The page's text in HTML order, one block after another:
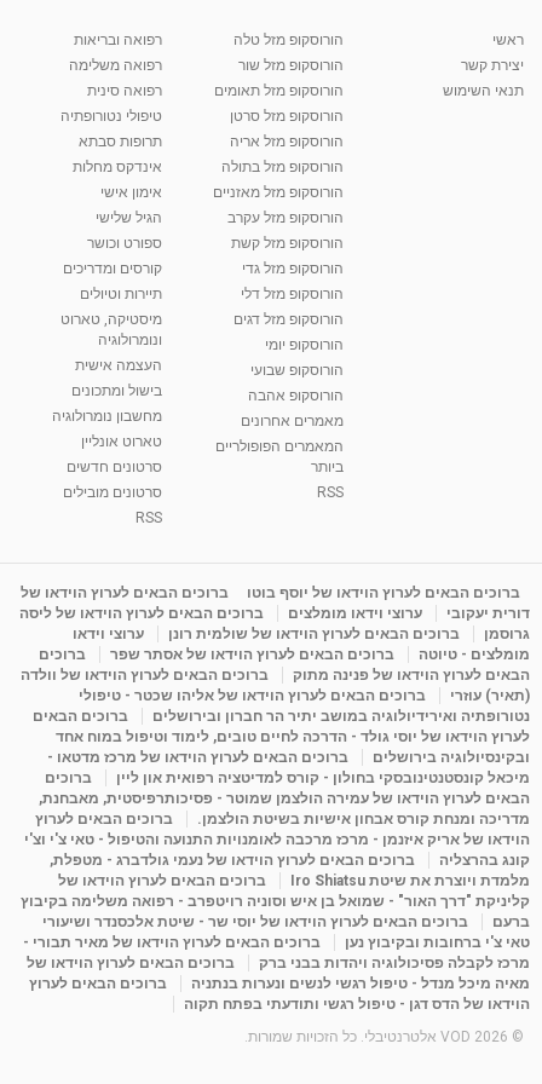
03:23 מאת
10:17
קרין גורן - העוגה המתגלצ’ת ללא קמח
38.5k צפיות
01:37
יוסי שר - מתמחה בשיטת אלכסנדר וטאי צ'י
01:46
רנה רז-גילו -טיפול אנרגטי ויעוץ רוחני - נומרולוגית
2,309 צפיות
05:37
סודות בתאריך הלידה, משמעות חודש הלידה -
ינואר זינה ליבשיץ נומרולוגית
3,261 צפיות
1:31:05
ליסה גרוסמן - המרכז לאימון התנהגותי - קשב
וריכוז ברעננה - הרצאת מבוא: אימון להצלחה של...
מאת admin 11 שנים 3,644 צפיות
15:49
פנינה מתוק - מרכז "נתיב הלב" בהרצליה-
מדיטציה-התחדשות
מאת Shahar-vod 6 שנים 2,143 צפיות
ראשי
יצירת קשר
תנאי השימוש
הורוסקופ מזל טלה
הורוסקופ מזל שור
הורוסקופ מזל תאומים
הורוסקופ מזל סרטן
הורוסקופ מזל אריה
הורוסקופ מזל בתולה
הורוסקופ מזל מאזניים
הורוסקופ מזל עקרב
הורוסקופ מזל קשת
הורוסקופ מזל גדי
הורוסקופ מזל דלי
הורוסקופ מזל דגים
הורוסקופ יומי
הורוסקופ שבועי
הורוסקופ אהבה
מאמרים אחרונים
המאמרים הפופולריים
ביותר
RSS
רפואה ובריאות
רפואה משלימה
רפואה סינית
טיפולי נטורופתיה
תרופות סבתא
אינדקס מחלות
אימון אישי
הגיל שלישי
ספורט וכושר
קורסים ומדריכים
תיירות וטיולים
מיסטיקה, טארוט
ונומרולוגיה
העצמה אישית
בישול ומתכונים
מחשבון נומרולוגיה
טארוט אונליין
סרטונים חדשים
סרטונים מובילים
RSS
ברוכים הבאים לערוץ הוידאו של יוסף בוטו
ברוכים הבאים לערוץ הוידאו של
דורית יעקובי
ערוצי וידאו מומלצים
ברוכים הבאים לערוץ הוידאו של ליסה
גרוסמן
ברוכים הבאים לערוץ הוידאו של שולמית רונן
ערוצי וידאו
מומלצים - טיוטה
ברוכים הבאים לערוץ הוידאו של אסתר שפר
ברוכים
הבאים לערוץ הוידאו של פנינה מתוק
ברוכים הבאים לערוץ הוידאו של וולדה
(תאיר) עוזרי
ברוכים הבאים לערוץ הוידאו של אליהו שכטר - טיפולי
נטורופתיה ואירידיולוגיה במושב יתיר הר חברון ובירושלים
ברוכים הבאים
לערוץ הוידאו של יוסי גולד - הדרכה לחיים טובים, לימוד וטיפול במוח אחד
ובקינסיולוגיה בירושלים
ברוכים הבאים לערוץ הוידאו של מרכז מדטאו -
מיכאל קונסטנטינובסקי בחולון - קורס למדיטציה רפואית און ליין
ברוכים
הבאים לערוץ הוידאו של עמירה הולצמן שמוטר - פסיכותרפיסטית, מאבחנת,
מדריכה ומנחת קורס אבחון אישיות בשיטת הולצמן.
ברוכים הבאים לערוץ
הוידאו של אריק איזנמן - מרכז מרכבה לאומנויות התנועה והטיפול - טאי צ'י וצ'י
קונג בהרצליה
ברוכים הבאים לערוץ הוידאו של נעמי גולדברג - מטפלת,
מלמדת ויוצרת את שיטת Iro Shiatsu
ברוכים הבאים לערוץ הוידאו של
קליניקת "דרך האור" - שמואל בן איש וסוניה רויטפרב - רפואה משלימה בקיבוץ
ברעם
ברוכים הבאים לערוץ הוידאו של יוסי שר - שיטת אלכסנדר ושיעורי
טאי צ'י ברחובות ובקיבוץ נען
ברוכים הבאים לערוץ הוידאו של מאיר תבורי -
מרכז לקבלה פסיכולוגיה ויהדות בבני ברק
ברוכים הבאים לערוץ הוידאו של
מאיה מיכל מנדל - טיפול רגשי לנשים ונערות בנתניה
ברוכים הבאים לערוץ
הוידאו של הדס דגן - טיפול רגשי ותודעתי בפתח תקוה
© 2026 VOD אלטרנטיבלי. כל הזכויות שמורות.